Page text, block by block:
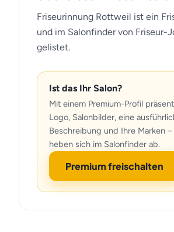
Friseurinnung Rottweil ist ein
und im Salonfinder von Friseur-
gelistet.
Ist das Ihr Salon?
Mit einem Premium-Profil
Logo, Salonbilder, eine
Beschreibung und Ihre Marken
heben sich im Salonfinder ab.
Premium freischalten